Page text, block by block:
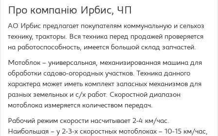
Про компанію Ирбис, ЧП
АО Ирбис предлагает покупателям коммунальную и сельхоз
технику, тракторы. Вся техника перед продажей проверяется
на работоспособность, имеется большой склад запчастей.
Мотоблок – универсальная, механизированная машина для
обработки садово-огородных участков. Техника данного
характера может иметь комплект запасных механизмов для
разных земельных и с/х работ. Скоростной диапазон
мотоблока измеряется количеством передач.
Рабочий режим скорости насчитывает 2-4 км/час.
Наибольшая – у 2-3-х скоростных мотоблоках – 10-15 км/час,